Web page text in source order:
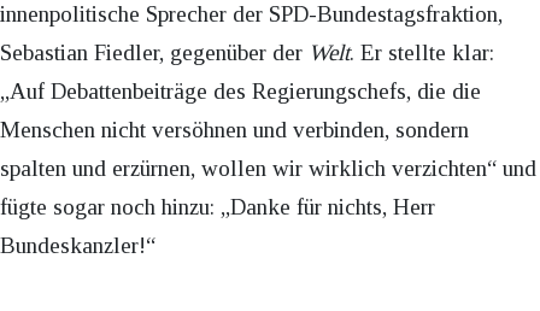
innenpolitische Sprecher der SPD-Bundestagsfraktion,
Sebastian Fiedler, gegenüber der Welt. Er stellte klar:
„Auf Debattenbeiträge des Regierungschefs, die die
Menschen nicht versöhnen und verbinden, sondern
spalten und erzürnen, wollen wir wirklich verzichten“ und
fügte sogar noch hinzu: „Danke für nichts, Herr
Bundeskanzler!“